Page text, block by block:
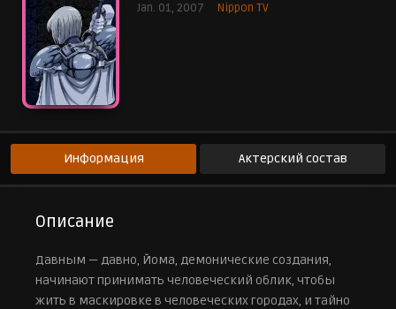
Рубка (Часть 1)
29 мая 2007 г.
Рубка (Часть 2)
5 июня 2007 г.
Рубка (Часть 3)
12 июня 2007 г.
Бесконечные Надгробия (Часть 1)
19 июня 2007 г.
Бесконечные Надгробия (Часть 2)
26 июня 2007 г.
3 июля 2007 г.
10 июля 2007 г.
Пасть ведьмы (Часть 2)
17 июля 2007 г.
Jan. 01, 2007 Nippon TV
Информация Актерский состав
Описание
Давным — давно, Йома, демонические создания,
начинают принимать человеческий облик, чтобы
жить в маскировке в человеческих городах, и тайно